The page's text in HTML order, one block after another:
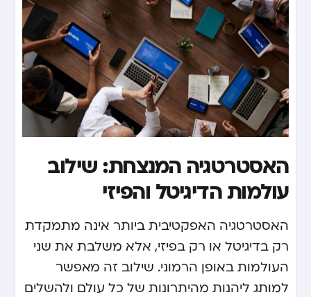
האסטרטגיה המנצחת: שילוב
עולמות הדיגיטל והפיזי
האסטרטגיה האפקטיבית ביותר אינה מתמקדת
רק בדיגיטל או רק בפיזי, אלא משלבת את שני
העולמות באופן הרמוני. שילוב זה מאפשר
למותג ליהנות מהיתרונות של כל עולם ולהשלים